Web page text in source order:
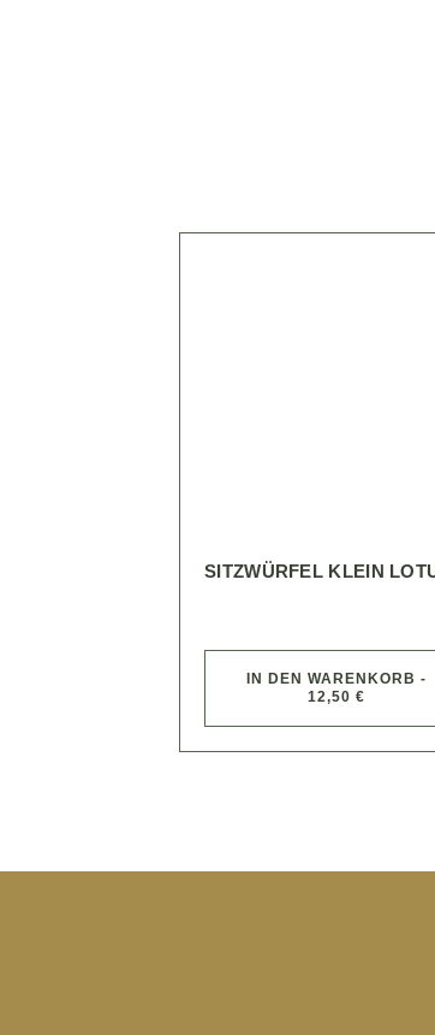
SITZWÜRFEL KLEIN
IN DEN WARENKORB -
12,50 €